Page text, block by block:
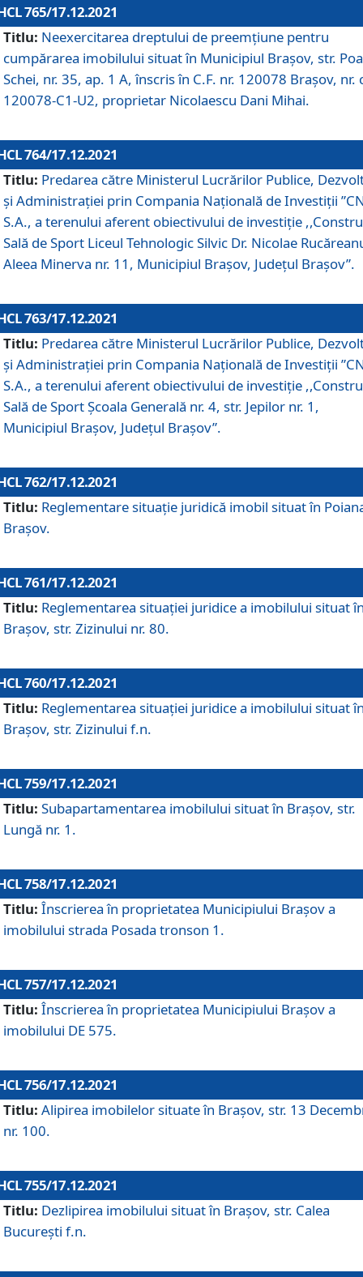
765/17.12.2021
Titlu: Neexercitarea dreptului de preemţiune pentru
cumpărarea imobilului situat în Municipiul Braşov, str.
Schei, nr. 35, ap. 1 A, înscris în C.F. nr. 120078 Brașov, nr.
120078-C1-U2, proprietar Nicolaescu Dani Mihai.
764/17.12.2021
Titlu: Predarea către Ministerul Lucrărilor Publice,
și Administrației prin Compania Naţională de Investiţii
S.A., a terenului aferent obiectivului de investiţie
Sală de Sport Liceul Tehnologic Silvic Dr. Nicolae
Aleea Minerva nr. 11, Municipiul Brașov, Județul Brașov”.
763/17.12.2021
Titlu: Predarea către Ministerul Lucrărilor Publice,
și Administrației prin Compania Naţională de Investiţii
S.A., a terenului aferent obiectivului de investiție
Sală de Sport Școala Generală nr. 4, str. Jepilor nr. 1,
Municipiul Brașov, Județul Brașov”.
762/17.12.2021
Titlu: Reglementare situație juridică imobil situat în
Brașov.
761/17.12.2021
Titlu: Reglementarea situației juridice a imobilului situat
Brașov, str. Zizinului nr. 80.
760/17.12.2021
Titlu: Reglementarea situației juridice a imobilului situat
Brașov, str. Zizinului f.n.
759/17.12.2021
Titlu: Subapartamentarea imobilului situat în Brașov, str.
Lungă nr. 1.
758/17.12.2021
Titlu: Înscrierea în proprietatea Municipiului Brașov a
imobilului strada Posada tronson 1.
757/17.12.2021
Titlu: Înscrierea în proprietatea Municipiului Brașov a
imobilului DE 575.
756/17.12.2021
Titlu: Alipirea imobilelor situate în Brașov, str. 13
nr. 100.
755/17.12.2021
Titlu: Dezlipirea imobilului situat în Brașov, str. Calea
București f.n.